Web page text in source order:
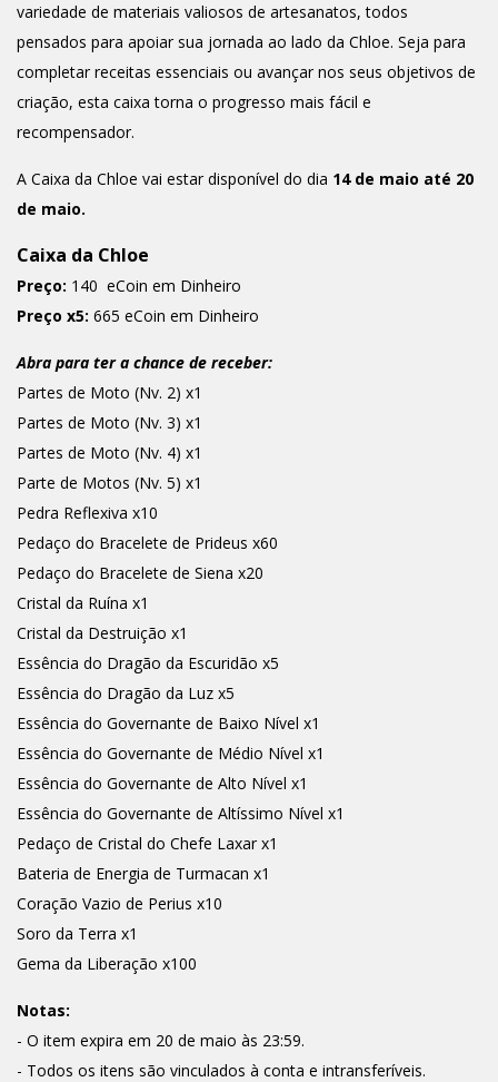
variedade de materiais valiosos de artesanatos, todos
pensados para apoiar sua jornada ao lado da Chloe. Seja para
completar receitas essenciais ou avançar nos seus objetivos de
criação, esta caixa torna o progresso mais fácil e
recompensador.
A Caixa da Chloe vai estar disponível do dia 14 de maio até 20
de maio.
Caixa da Chloe
Preço: 140 eCoin em Dinheiro
Preço x5: 665 eCoin em Dinheiro
Abra para ter a chance de receber:
Partes de Moto (Nv. 2) x1
Partes de Moto (Nv. 3) x1
Partes de Moto (Nv. 4) x1
Parte de Motos (Nv. 5) x1
Pedra Reflexiva x10
Pedaço do Bracelete de Prideus x60
Pedaço do Bracelete de Siena x20
Cristal da Ruína x1
Cristal da Destruição x1
Essência do Dragão da Escuridão x5
Essência do Dragão da Luz x5
Essência do Governante de Baixo Nível x1
Essência do Governante de Médio Nível x1
Essência do Governante de Alto Nível x1
Essência do Governante de Altíssimo Nível x1
Pedaço de Cristal do Chefe Laxar x1
Bateria de Energia de Turmacan x1
Coração Vazio de Perius x10
Soro da Terra x1
Gema da Liberação x100
Notas:
- O item expira em 20 de maio às 23:59.
- Todos os itens são vinculados à conta e intransferíveis.